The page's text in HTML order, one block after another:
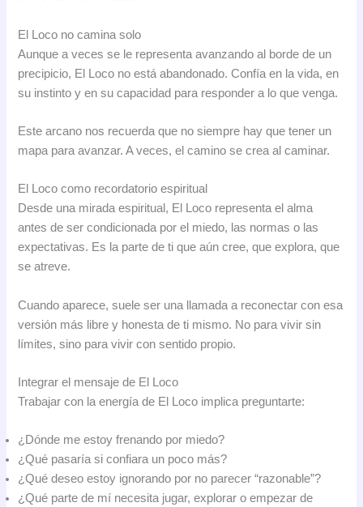
El Loco no camina solo
Aunque a veces se le representa avanzando al borde de un
precipicio, El Loco no está abandonado. Confía en la vida, en
su instinto y en su capacidad para responder a lo que venga.
Este arcano nos recuerda que no siempre hay que tener un
mapa para avanzar. A veces, el camino se crea al caminar.
El Loco como recordatorio espiritual
Desde una mirada espiritual, El Loco representa el alma
antes de ser condicionada por el miedo, las normas o las
expectativas. Es la parte de ti que aún cree, que explora, que
se atreve.
Cuando aparece, suele ser una llamada a reconectar con esa
versión más libre y honesta de ti mismo. No para vivir sin
límites, sino para vivir con sentido propio.
Integrar el mensaje de El Loco
Trabajar con la energía de El Loco implica preguntarte:
¿Dónde me estoy frenando por miedo?
¿Qué pasaría si confiara un poco más?
¿Qué deseo estoy ignorando por no parecer “razonable”?
¿Qué parte de mí necesita jugar, explorar o empezar de